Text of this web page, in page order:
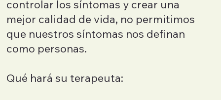
controlar los síntomas y crear una
mejor calidad de vida, no permitimos
que nuestros síntomas nos definan
como personas.
Qué hará su terapeuta: